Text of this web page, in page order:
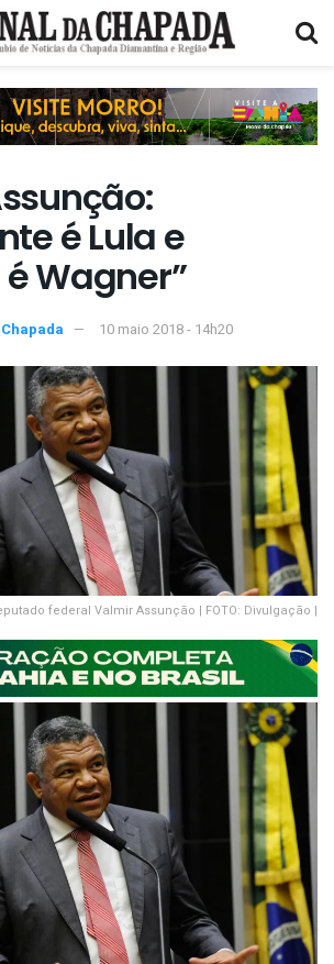
é Lula e
Wagner”
10 maio 2018 - 14h20
federal Valmir Assunção | FOTO: Divulgação |